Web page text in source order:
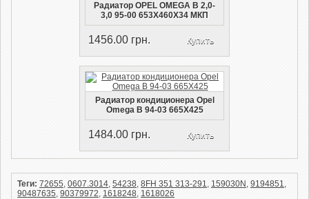
Радиатор OPEL OMEGA B 2,0-
3,0 95-00 653X460X34 МКП
1456.00 грн. Купить
Радиатор кондиционера Opel
Omega B 94-03 665X425
1484.00 грн. Купить
Теги: 72655, 0607.3014, 54238, 8FH 351 313-291, 159030N , 9194851,
90487635, 90379972, 1618248, 1618026